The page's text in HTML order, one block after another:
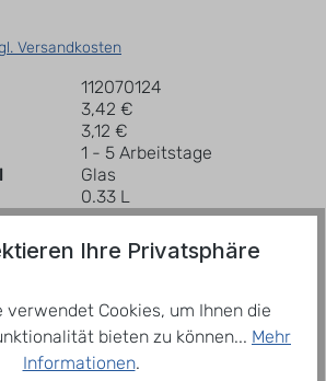
Versandkosten
112070124
3,42 €
3,12 €
1 - 5 Arbeitstage
Glas
0.33 L
hinzufügen
Ihre Privatsphäre
verwendet Cookies, um Ihnen die
bieten zu können... Mehr
Informationen.